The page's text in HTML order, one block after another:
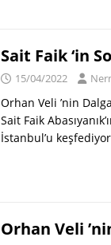
Sait Faik ‘in
15/04/2022
Orhan Veli ’nin
Sait Faik
İstanbul’u
Orhan Veli